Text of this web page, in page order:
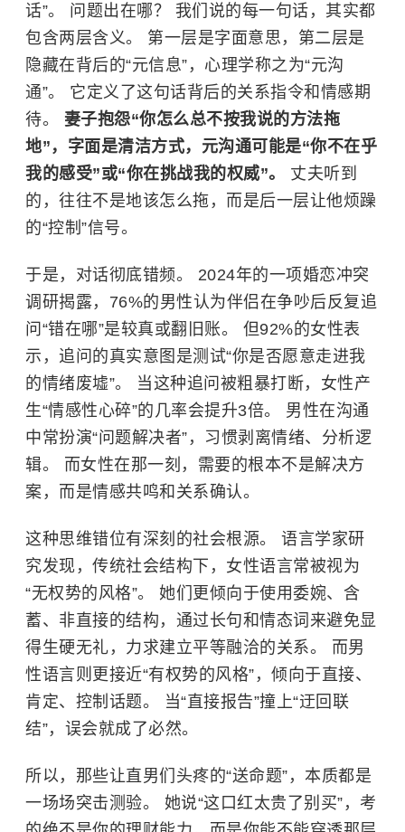
话”。 问题出在哪？ 我们说的每一句话，其实都
包含两层含义。 第一层是字面意思，第二层是
隐藏在背后的“元信息”，心理学称之为“元沟
通”。 它定义了这句话背后的关系指令和情感期
待。 妻子抱怨“你怎么总不按我说的方法拖
地”，字面是清洁方式，元沟通可能是“你不在乎
我的感受”或“你在挑战我的权威”。 丈夫听到
的，往往不是地该怎么拖，而是后一层让他烦躁
的“控制”信号。
于是，对话彻底错频。 2024年的一项婚恋冲突
调研揭露，76%的男性认为伴侣在争吵后反复追
问“错在哪”是较真或翻旧账。 但92%的女性表
示，追问的真实意图是测试“你是否愿意走进我
的情绪废墟”。 当这种追问被粗暴打断，女性产
生“情感性心碎”的几率会提升3倍。 男性在沟通
中常扮演“问题解决者”，习惯剥离情绪、分析逻
辑。 而女性在那一刻，需要的根本不是解决方
案，而是情感共鸣和关系确认。
这种思维错位有深刻的社会根源。 语言学家研
究发现，传统社会结构下，女性语言常被视为
“无权势的风格”。 她们更倾向于使用委婉、含
蓄、非直接的结构，通过长句和情态词来避免显
得生硬无礼，力求建立平等融洽的关系。 而男
性语言则更接近“有权势的风格”，倾向于直接、
肯定、控制话题。 当“直接报告”撞上“迂回联
结”，误会就成了必然。
所以，那些让直男们头疼的“送命题”，本质都是
一场场突击测验。 她说“这口红太贵了别买”，考